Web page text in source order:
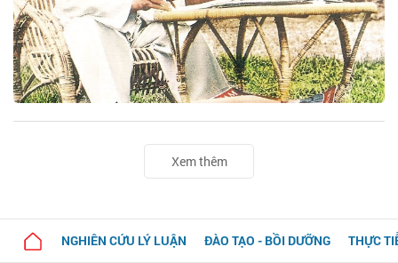
Xem thêm
NGHIÊN CỨU LÝ LUẬN ĐÀO TẠO - BỒI DƯỠNG THỰC